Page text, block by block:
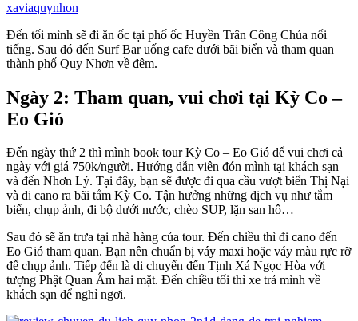
Đến tối mình sẽ đi ăn ốc tại phố ốc Huyền Trân Công Chúa nổi
tiếng. Sau đó đến Surf Bar uống cafe dưới bãi biển và tham quan
thành phố Quy Nhơn về đêm.
Ngày 2: Tham quan, vui chơi tại Kỳ Co –
Eo Gió
Đến ngày thứ 2 thì mình book tour Kỳ Co – Eo Gió để vui chơi cả
ngày với giá 750k/người. Hướng dẫn viên đón mình tại khách sạn
và đến Nhơn Lý. Tại đây, bạn sẽ được đi qua cầu vượt biển Thị Nại
và đi cano ra bãi tắm Kỳ Co. Tận hưởng những dịch vụ như tắm
biển, chụp ảnh, đi bộ dưới nước, chèo SUP, lặn san hô…
Sau đó sẽ ăn trưa tại nhà hàng của tour. Đến chiều thì đi cano đến
Eo Gió tham quan. Bạn nên chuẩn bị váy maxi hoặc váy màu rực rỡ
để chụp ảnh. Tiếp đến là di chuyển đến Tịnh Xá Ngọc Hòa với
tượng Phật Quan Âm hai mặt. Đến chiều tối thì xe trả mình về
khách sạn để nghỉ ngơi.